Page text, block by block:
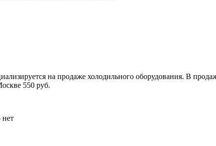
на продаже холодильного оборудования. В
550 руб.
нет